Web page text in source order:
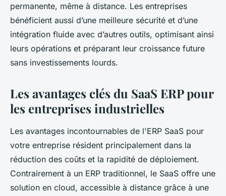
permanente, même à distance. Les entreprises
bénéficient aussi d’une meilleure sécurité et d’une
intégration fluide avec d’autres outils, optimisant ainsi
leurs opérations et préparant leur croissance future
sans investissements lourds.
Les avantages clés du SaaS ERP pour
les entreprises industrielles
Les avantages incontournables de l'ERP SaaS pour
votre entreprise résident principalement dans la
réduction des coûts et la rapidité de déploiement.
Contrairement à un ERP traditionnel, le SaaS offre une
solution en cloud, accessible à distance grâce à une